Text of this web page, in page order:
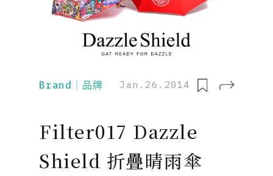
Brand｜品牌 Jan.26.2014
Filter017 Dazzle
Shield 折疊晴雨傘